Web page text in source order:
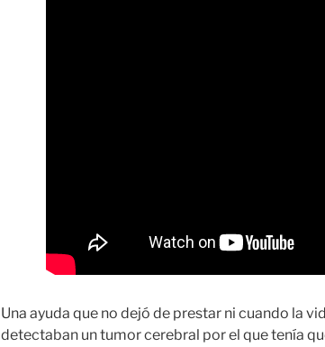
Una ayuda que no dejó de prestar ni cuando la
detectaban un tumor cerebral por el que tenía